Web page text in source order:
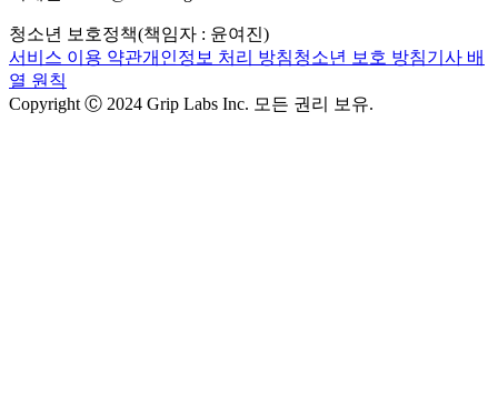
청소년 보호정책(책임자 : 윤여진)
서비스 이용 약관개인정보 처리 방침청소년 보호 방침기사 배
열 원칙
Copyright Ⓒ 2024 Grip Labs Inc. 모든 권리 보유.